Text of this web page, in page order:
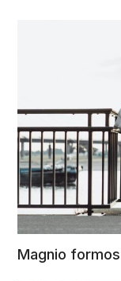
Magnio